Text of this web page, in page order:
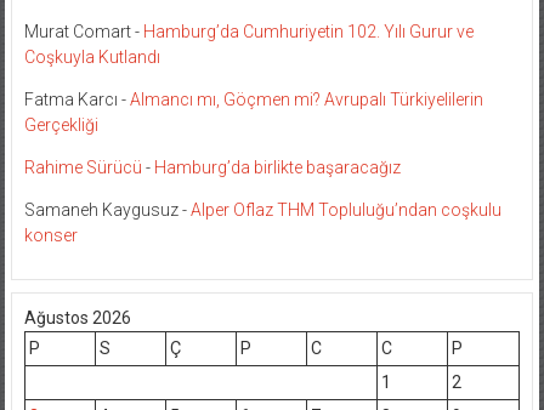
Murat Comart- Hamburg’da Cumhuriyetin 102. Yılı Gurur ve
Coşkuyla Kutlandı
Fatma Karcı -Almancı mı, Göçmen mi? Avrupalı Türkiyelilerin
Gerçekliği
Rahime Sürücü - Hamburg’da birlikte başaracağız
Samaneh Kaygusuz-Alper Oflaz THM Topluluğu’ndan coşkulu
konser
Ağustos 2026
P
S Ç P C C
P
1
2